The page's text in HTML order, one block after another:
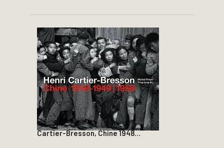
Cartier-Bresson, Chine 1948…